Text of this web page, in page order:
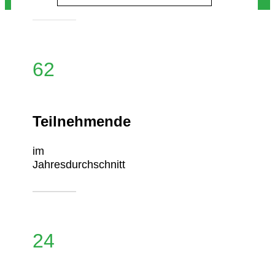
62
Teilnehmende
im
Jahresdurchschnitt
24